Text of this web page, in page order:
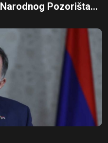
Pozorišta...